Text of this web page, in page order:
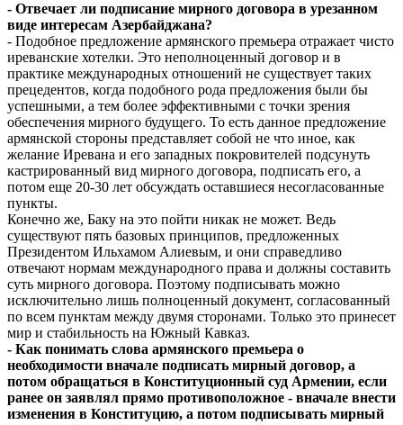
- Отвечает ли подписание мирного договора в урезанном
виде интересам Азербайджана?
- Подобное предложение армянского премьера отражает чисто
иреванские хотелки. Это неполноценный договор и в
практике международных отношений не существует таких
прецедентов, когда подобного рода предложения были бы
успешными, а тем более эффективными с точки зрения
обеспечения мирного будущего. То есть данное предложение
армянской стороны представляет собой не что иное, как
желание Иревана и его западных покровителей подсунуть
кастрированный вид мирного договора, подписать его, а
потом еще 20-30 лет обсуждать оставшиеся несогласованные
пункты.
Конечно же, Баку на это пойти никак не может. Ведь
существуют пять базовых принципов, предложенных
Президентом Ильхамом Алиевым, и они справедливо
отвечают нормам международного права и должны составить
суть мирного договора. Поэтому подписывать можно
исключительно лишь полноценный документ, согласованный
по всем пунктам между двумя сторонами. Только это принесет
мир и стабильность на Южный Кавказ.
- Как понимать слова армянского премьера о
необходимости вначале подписать мирный договор, а
потом обращаться в Конституционный суд Армении, если
ранее он заявлял прямо противоположное - вначале внести
изменения в Конституцию, а потом подписывать мирный